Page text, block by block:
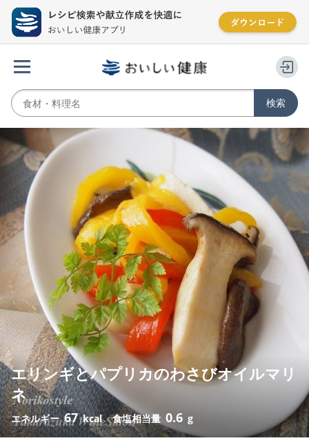
エリンギとパプリカのわさびオイルマリ
ネ
エネルギー67 kcal 食塩相当量 0.6 g